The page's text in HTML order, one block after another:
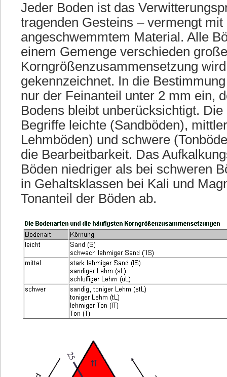
Jeder Boden ist das
tragenden Gesteins – vermengt
angeschwemmtem Material. Alle
einem Gemenge verschieden
Korngrößenzusammensetzung
gekennzeichnet. In die
nur der Feinanteil unter 2 mm ein,
Bodens bleibt unberücksichtigt.
Begriffe leichte (Sandböden),
Lehmböden) und schwere
die Bearbeitbarkeit. Das
Böden niedriger als bei schweren
in Gehaltsklassen bei Kali und
Tonanteil der Böden ab.